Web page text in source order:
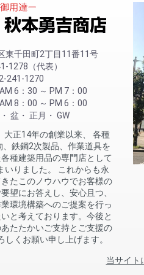
東千田町2丁目11番11号
1278（代表）
241-1270
AM 6：30 ～ PM 7：00
AM 8：00 ～ PM 6：00
盆 正月 GW
大正14年の創業以来、 各種
、鉄鋼2次製品、作業道具を
種建築用品の専門店として
いりました。 これからも永
たこのノウハウでお客様の
望にお答えし、安心且つ、
環境構築へのご提案を行っ
と考えております。今後と
たたかいご支持とご支援の
しくお願い申し上げます。
当サイト